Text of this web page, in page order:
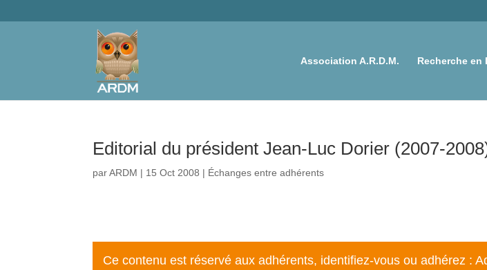
Association A.R.D.M. Recherche en
Editorial du président Jean-Luc Dorier (2007-
parARDM | 15 Oct 2008 | Échanges entre adhérents
Ce contenu est réservé aux adhérents, identifiez-vous ou adhérez :